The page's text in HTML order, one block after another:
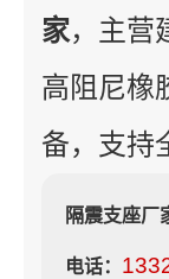
家，主营
高阻尼橡
备，支持
隔震支座厂
电话：